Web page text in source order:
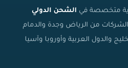
متخصصة في الشحن الدولي
من الرياض وجدة والدمام
والدول العربية وأوروبا وآسيا